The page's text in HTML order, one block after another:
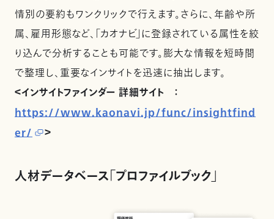
情別の要約もワンクリックで行えます。さらに、年齢や所
属、雇用形態など、「カオナビ」に登録されている属性を絞
り込んで分析することも可能です。膨大な情報を短時間
で整理し、重要なインサイトを迅速に抽出します。
＜インサイトファインダー 詳細サイト ：
https://www.kaonavi.jp/func/insightfind
er/
＞
人材データベース「プロファイルブック」